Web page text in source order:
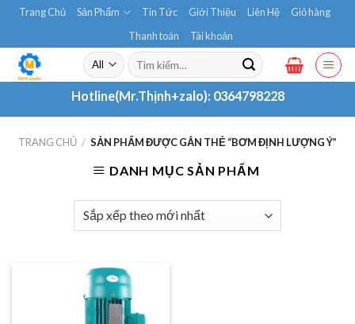
Skip
content
Trang Chủ Sản Phẩm Tin Tức Giới Thiệu Liên Hệ
Giỏ hàng
Thanh toán
Tài khoản
Tìm
kiếm:
Hotline(Mr.Thịnh+zalo): 0364798228
TRANG CHỦ / SẢN PHẨM ĐƯỢC GẮN THẺ “BƠM ĐỊNH LƯỢNG Ý”
DANH MỤC SẢN PHẨM